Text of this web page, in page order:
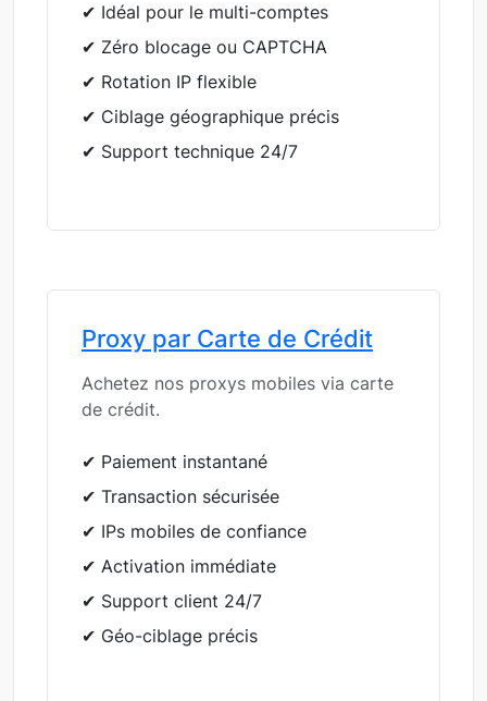
✔ Idéal pour le multi-comptes
✔ Zéro blocage ou CAPTCHA
✔ Rotation IP flexible
✔ Ciblage géographique précis
✔ Support technique 24/7
Proxy par Carte de Crédit
Achetez nos proxys mobiles via carte
de crédit.
✔ Paiement instantané
✔ Transaction sécurisée
✔ IPs mobiles de confiance
✔ Activation immédiate
✔ Support client 24/7
✔ Géo-ciblage précis